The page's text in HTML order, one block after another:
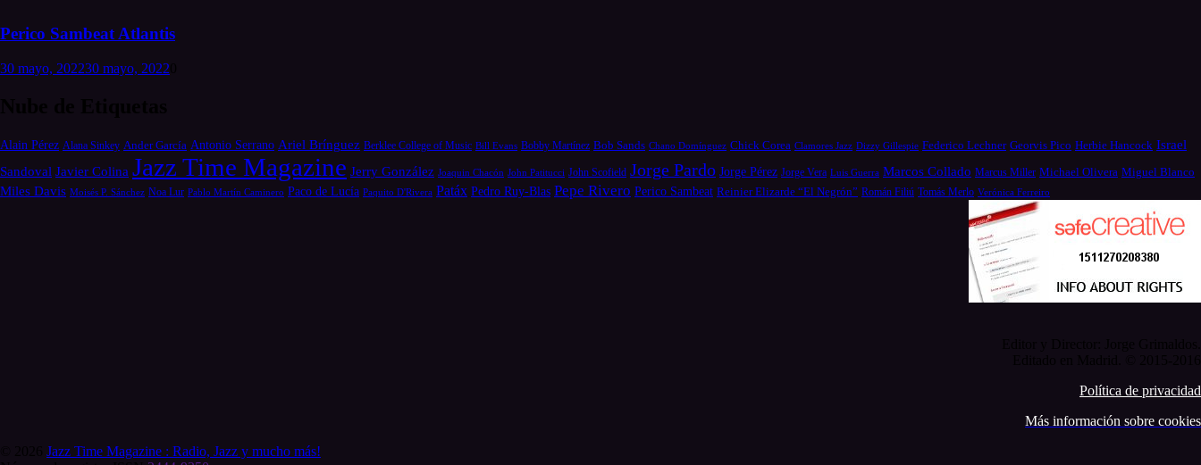
Perico Sambeat Atlantis
30 mayo, 202230 mayo, 2022
Alain Pérez Alana Sinkey Ander García Antonio Serrano Ariel Brínguez Berklee College of Music Bill Evans Bobby Martínez Bob Sands Chano Domínguez Chick Corea Clamores Jazz Dizzy Gillespie Federico Lechner Georvis Pico Herbie Hancock Israel
Sandoval Javier Colina Jazz Time Magazine Jerry González Joaquin Chacón John Patitucci John Scofield Jorge Pardo Jorge Pérez Jorge Vera Luis Guerra Marcos Collado Marcus Miller Michael Olivera Miguel Blanco
Miles Davis Moisés P. Sánchez Noa Lur Pablo Martín Caminero Paco de Lucía Paquito D'Rivera Patáx Pedro Ruy-Blas Pepe Rivero Perico Sambeat Reinier Elizarde “El Negrón” Román Filiú Tomás Merlo Verónica Ferreiro
Política de privacidad
Más información sobre cookies
Jazz Time Magazine : Radio, Jazz y mucho más!